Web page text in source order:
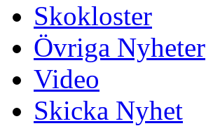
Skokloster
Övriga Nyheter
Video
Skicka Nyhet